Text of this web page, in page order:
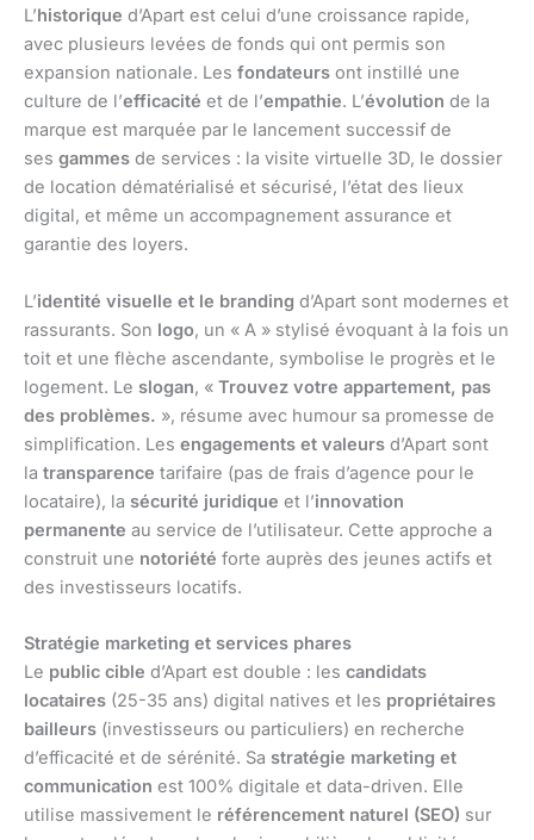
L’historique d’Apart est celui d’une croissance rapide,
avec plusieurs levées de fonds qui ont permis son
expansion nationale. Les fondateurs ont instillé une
culture de l’efficacité et de l’empathie. L’évolution de la
marque est marquée par le lancement successif de
ses gammes de services : la visite virtuelle 3D, le dossier
de location dématérialisé et sécurisé, l’état des lieux
digital, et même un accompagnement assurance et
garantie des loyers.
L’identité visuelle et le branding d’Apart sont modernes et
rassurants. Son logo, un « A » stylisé évoquant à la fois un
toit et une flèche ascendante, symbolise le progrès et le
logement. Le slogan, « Trouvez votre appartement, pas
des problèmes. », résume avec humour sa promesse de
simplification. Les engagements et valeurs d’Apart sont
la transparence tarifaire (pas de frais d’agence pour le
locataire), la sécurité juridique et l’innovation
permanente au service de l’utilisateur. Cette approche a
construit une notoriété forte auprès des jeunes actifs et
des investisseurs locatifs.
Stratégie marketing et services phares
Le public cible d’Apart est double : les candidats
locataires (25-35 ans) digital natives et les propriétaires
bailleurs (investisseurs ou particuliers) en recherche
d’efficacité et de sérénité. Sa stratégie marketing et
communication est 100% digitale et data-driven. Elle
utilise massivement le référencement naturel (SEO) sur